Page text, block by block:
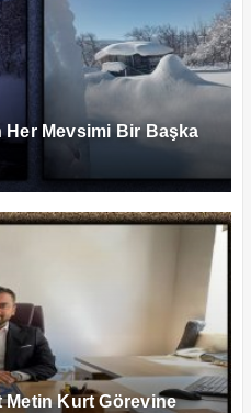
Her Mevsimi Bir Başka
Metin Kurt Görevine